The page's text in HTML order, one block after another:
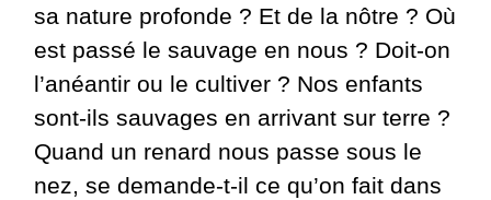
sa nature profonde ? Et de la nôtre ? Où
est passé le sauvage en nous ? Doit-on
l’anéantir ou le cultiver ? Nos enfants
sont-ils sauvages en arrivant sur terre ?
Quand un renard nous passe sous le
nez, se demande-t-il ce qu’on fait dans